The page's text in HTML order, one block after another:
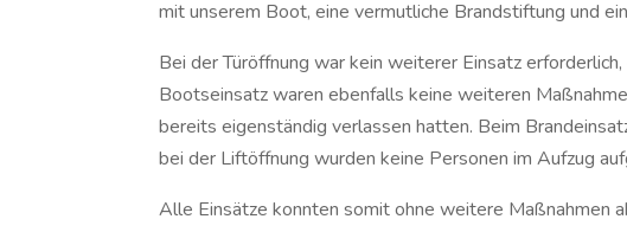
mit unserem Boot, eine vermutliche Brandstiftung und
Bei der Türöffnung war kein weiterer Einsatz
Bootseinsatz waren ebenfalls keine weiteren
bereits eigenständig verlassen hatten. Beim
bei der Liftöffnung wurden keine Personen im Aufzug
Alle Einsätze konnten somit ohne weitere Maßnahmen